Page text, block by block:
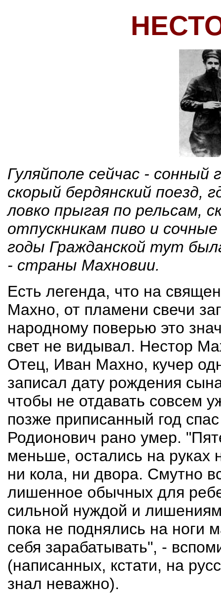
Гуляйполе сейчас -
скорый бердянский поезд,
ловко прыгая по рельсам,
отпускникам пиво и
годы Гражданской тут
- страны Махновии.
Есть легенда, что на
Махно, от пламени свечи
народному поверью это
свет не видывал. Нестор
Отец, Иван Махно, кучер
записал дату рождения
чтобы не отдавать совсем
позже приписанный год
Родионович рано умер.
меньше, остались на руках
ни кола, ни двора. Смутно
лишенное обычных для
сильной нуждой и
пока не поднялись на ноги
себя зарабатывать", -
(написанных, кстати, на
знал неважно).